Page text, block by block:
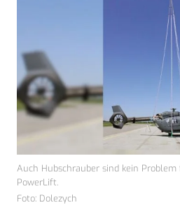
Auch Hubschrauber sind kein
PowerLift.
Foto: Dolezych